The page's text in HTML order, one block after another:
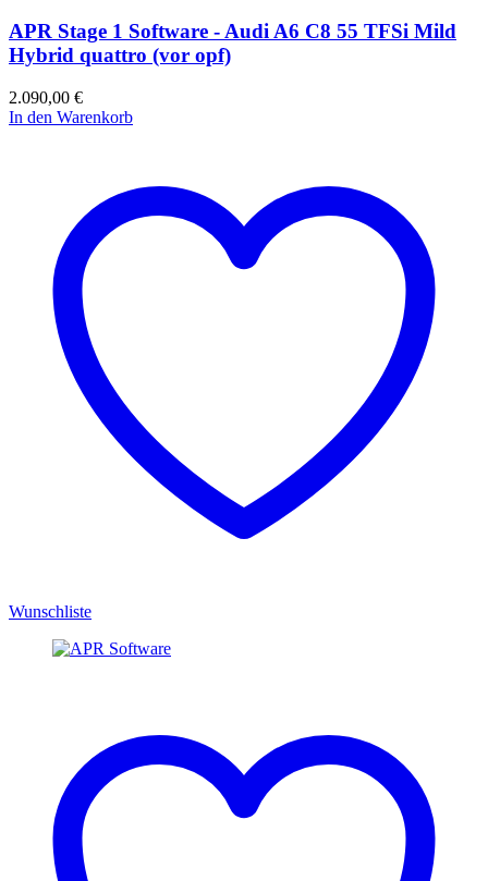
APR Stage 1 Software - Audi A6 C8 55 TFSi Mild
Hybrid quattro (vor opf)
2.090,00 €
In den Warenkorb
Wunschliste